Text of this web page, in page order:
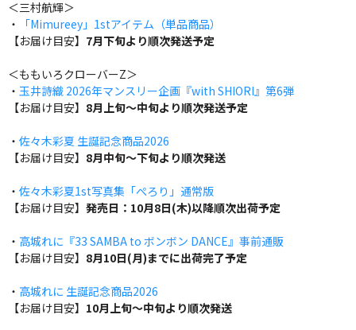
＜三村航輝＞
・
「Mimureey」1stアイテム（単品商品）
【お届け目安】 7月下旬より順次発送予定
＜ももいろクローバーZ＞
・ 玉井詩織 2026年マンスリー企画『with SHIORI』第6弾
【お届け目安】 8月上旬～中旬より順次発送予定
・ 佐々木彩夏 生誕記念商品2026
【お届け目安】 8月中旬～下旬より順次発送
・ 佐々木彩夏1st写真集「ぺろり」通常版
【お届け目安】 発売日：10月8日(木)以降順次出荷予定
・ 高城れに『33 SAMBA to ボンボン DANCE』事前通販
【お届け目安】 8月10日(月)までに出荷完了予定
・ 高城れに 生誕記念商品2026
【お届け目安】 10月上旬～中旬より順次発送